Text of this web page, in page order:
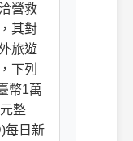
營救
其對
旅遊
下列
幣1萬
元整
每日新